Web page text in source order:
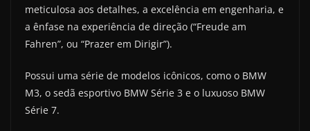
meticulosa aos detalhes, a excelência em engenharia, e
a ênfase na experiência de direção (“Freude am
Fahren”, ou “Prazer em Dirigir”).
Possui uma série de modelos icônicos, como o BMW
M3, o sedã esportivo BMW Série 3 e o luxuoso BMW
Série 7.